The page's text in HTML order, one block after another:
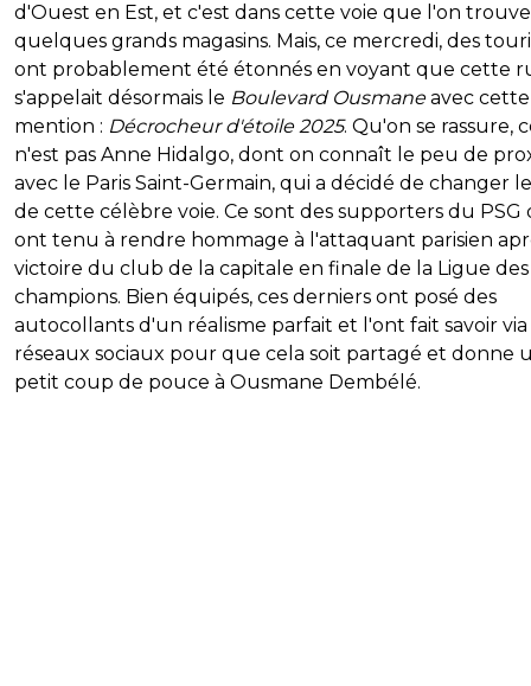
d'Ouest en Est, et c'est dans cette voie que l'on trouve
quelques grands magasins. Mais, ce mercredi, des
ont probablement été étonnés en voyant que cette
s'appelait désormais le Boulevard Ousmaneavec cette
mention : Décrocheur d'étoile 2025. Qu'on se rassure,
n'est pas Anne Hidalgo, dont on connaît le peu de
avec le Paris Saint-Germain, qui a décidé de changer
de cette célèbre voie. Ce sont des supporters du PSG
ont tenu à rendre hommage à l'attaquant parisien
victoire du club de la capitale en finale de la Ligue des
champions. Bien équipés, ces derniers ont posé des
autocollants d'un réalisme parfait et l'ont fait savoir via
réseaux sociaux pour que cela soit partagé et donne
petit coup de pouce à Ousmane Dembélé.